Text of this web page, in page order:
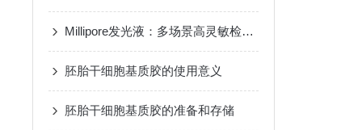
Millipore发光液：多场景高灵敏检测的核心试剂支撑
胚胎干细胞基质胶的使用意义
胚胎干细胞基质胶的准备和存储